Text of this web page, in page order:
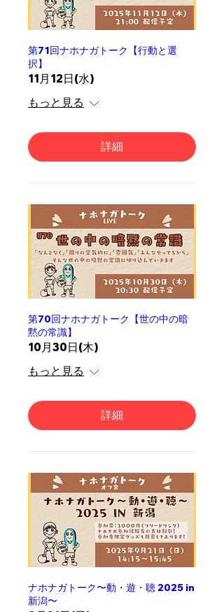
第71回ナホナガトーク【行動と選
択】
11月12日(水)
もっと見る
詳細
第70回ナホナガトーク【世の中の暗
黙の常識】
10月30日(木)
もっと見る
詳細
ナホナガトーク〜動・遊・聴 2025 in
新潟〜